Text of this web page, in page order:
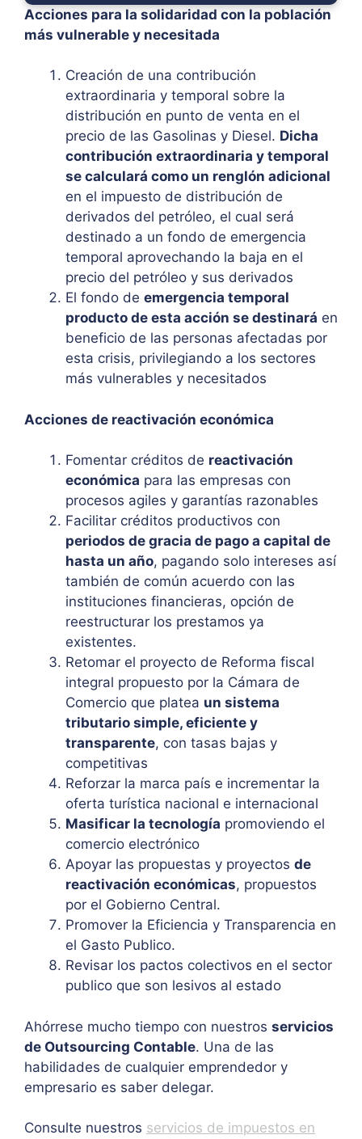
Acciones para la solidaridad con la población
más vulnerable y necesitada
Creación de una contribución
extraordinaria y temporal sobre la
distribución en punto de venta en el
precio de las Gasolinas y Diesel. Dicha
contribución extraordinaria y temporal
se calculará como un renglón adicional
en el impuesto de distribución de
derivados del petróleo, el cual será
destinado a un fondo de emergencia
temporal aprovechando la baja en el
precio del petróleo y sus derivados
El fondo de emergencia temporal
producto de esta acción se destinará en
beneficio de las personas afectadas por
esta crisis, privilegiando a los sectores
más vulnerables y necesitados
Acciones de reactivación económica
Fomentar créditos de reactivación
económica para las empresas con
procesos agiles y garantías razonables
Facilitar créditos productivos con
periodos de gracia de pago a capital de
hasta un año, pagando solo intereses así
también de común acuerdo con las
instituciones financieras, opción de
reestructurar los prestamos ya
existentes.
Retomar el proyecto de Reforma fiscal
integral propuesto por la Cámara de
Comercio que platea un sistema
tributario simple, eficiente y
transparente, con tasas bajas y
competitivas
Reforzar la marca país e incrementar la
oferta turística nacional e internacional
Masificar la tecnología promoviendo el
comercio electrónico
Apoyar las propuestas y proyectos de
reactivación económicas, propuestos
por el Gobierno Central.
Promover la Eficiencia y Transparencia en
el Gasto Publico.
Revisar los pactos colectivos en el sector
publico que son lesivos al estado
Ahórrese mucho tiempo con nuestros servicios
de Outsourcing Contable. Una de las
habilidades de cualquier emprendedor y
empresario es saber delegar.
Consulte nuestros servicios de impuestos en